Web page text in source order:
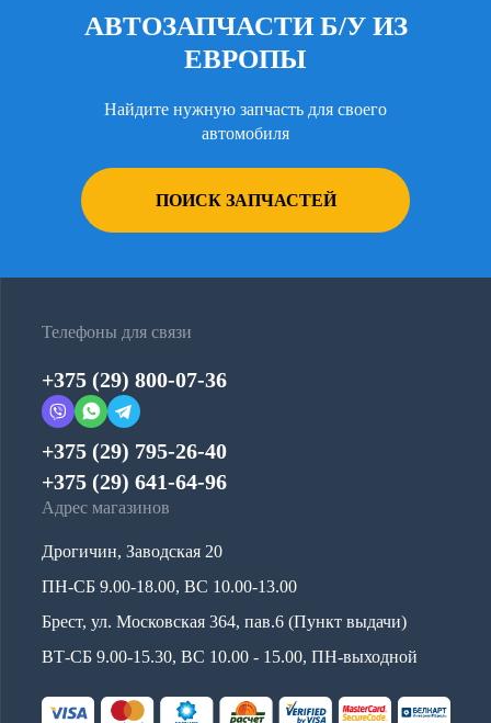
АВТОЗАПЧАСТИ Б/У ИЗ
ЕВРОПЫ
Найдите нужную запчасть для своего
автомобиля
ПОИСК ЗАПЧАСТЕЙ
Телефоны для связи
+375 (29) 800-07-36
+375 (29) 795-26-40
+375 (29) 641-64-96
Адрес магазинов
Дрогичин, Заводская 20
ПН-СБ 9.00-18.00, ВС 10.00-13.00
Брест, ул. Московская 364, пав.6 (Пункт выдачи)
ВТ-СБ 9.00-15.30, ВС 10.00 - 15.00, ПН-выходной